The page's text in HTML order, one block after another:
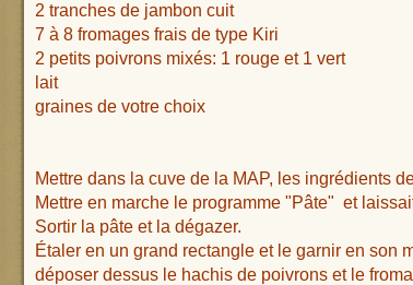
2 tranches de jambon cuit
7 à 8 fromages frais de type Kiri
2 petits poivrons mixés: 1 rouge et 1 vert
lait
graines de votre choix
Mettre dans la cuve de la MAP, les ingrédients
Mettre en marche le programme "Pâte" et
Sortir la pâte et la dégazer.
Étaler en un grand rectangle et le garnir en son
déposer dessus le hachis de poivrons et le